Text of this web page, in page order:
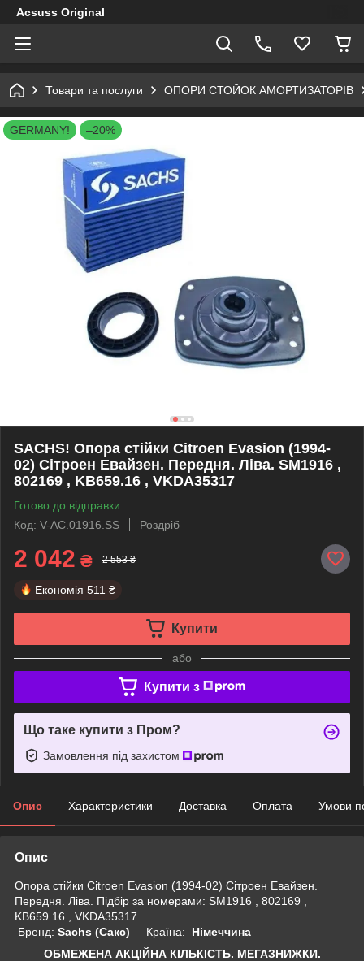
Acsuss Original
Товари та послуги ОПОРИ СТОЙОК АМОРТИЗАТОРІВ
GERMANY! –20%
SACHS! Опора стійки Citroen Evasion (1994-
02) Сітроен Евайзен. Передня. Ліва. SM1916 ,
802169 , KB659.16 , VKDA35317
Готово до відправки
Код: V-AC.01916.SS
Роздріб
2 042 ₴ 2 553 ₴
Економія 511 ₴
Купити
або
Купити з
Що таке купити з Пром?
Замовлення під захистом
Опис Характеристики Доставка Оплата Умови
Опис
Опора стійки Citroen Evasion (1994-02) Сітроен Евайзен.
Передня. Ліва. Підбір за номерами: SM1916 , 802169 ,
KB659.16 , VKDA35317.
Бренд: Sachs (Сакс) Країна: Німеччина
ОБМЕЖЕНА АКЦІЙНА КІЛЬКІСТЬ. МЕГАЗНИЖКИ.